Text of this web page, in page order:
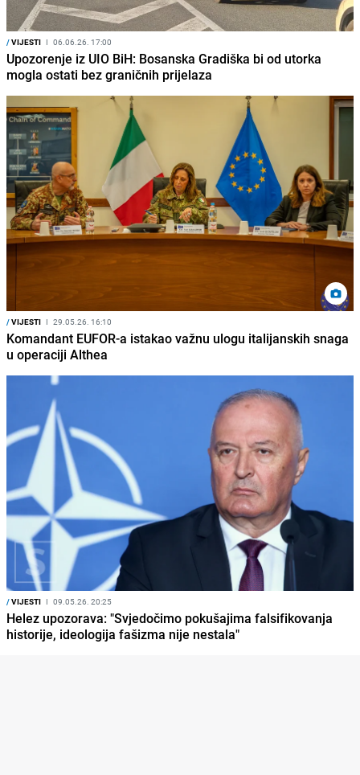
/VIJESTI I 06.06.26. 17:00
Upozorenje iz UIO BiH: Bosanska Gradiška bi od utorka
mogla ostati bez graničnih prijelaza
/VIJESTI I 29.05.26. 16:10
Komandant EUFOR-a istakao važnu ulogu italijanskih snaga
u operaciji Althea
/VIJESTI I 09.05.26. 20:25
Helez upozorava: "Svjedočimo pokušajima falsifikovanja
historije, ideologija fašizma nije nestala"